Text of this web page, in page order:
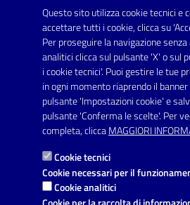
Questo sito utilizza cookie tecnici e
accettare tutti i cookie, clicca su
Per proseguire la navigazione
analitici clicca sul pulsante 'X' o sul
i cookie tecnici'. Puoi gestire le tue
in ogni momento riaprendo il
pulsante 'Impostazioni cookie' e
pulsante 'Conferma le scelte'. Per
completa, cliccaMAGGIORI
Cookie tecnici
Cookie necessari per il
Cookie analitici
Posta Elettronica Certificata:
URP - Ufficio Relazioni con il Pubblico
Link utili
Informativa privacy
Dichiarazione di accessibilità
Note legali